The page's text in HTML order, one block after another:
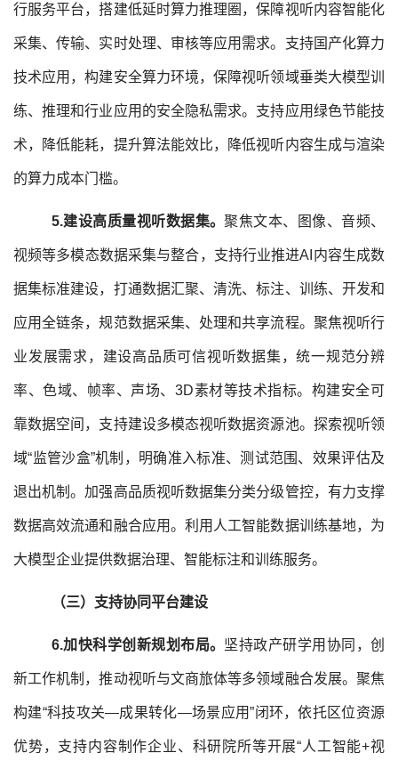
行服务平台，搭建低延时算力推理圈，保障视听内容智能化
采集、传输、实时处理、审核等应用需求。支持国产化算力
技术应用，构建安全算力环境，保障视听领域垂类大模型训
练、推理和行业应用的安全隐私需求。支持应用绿色节能技
术，降低能耗，提升算法能效比，降低视听内容生成与渲染
的算力成本门槛。
5.建设高质量视听数据集。聚焦文本、图像、音频、
视频等多模态数据采集与整合，支持行业推进AI内容生成数
据集标准建设，打通数据汇聚、清洗、标注、训练、开发和
应用全链条，规范数据采集、处理和共享流程。聚焦视听行
业发展需求，建设高品质可信视听数据集，统一规范分辨
率、色域、帧率、声场、3D素材等技术指标。构建安全可
靠数据空间，支持建设多模态视听数据资源池。探索视听领
域“监管沙盒”机制，明确准入标准、测试范围、效果评估及
退出机制。加强高品质视听数据集分类分级管控，有力支撑
数据高效流通和融合应用。利用人工智能数据训练基地，为
大模型企业提供数据治理、智能标注和训练服务。
（三）支持协同平台建设
6.加快科学创新规划布局。 坚持政产研学用协同，创
新工作机制，推动视听与文商旅体等多领域融合发展。聚焦
构建“科技攻关—成果转化—场景应用”闭环，依托区位资源
优势，支持内容制作企业、科研院所等开展“人工智能+视